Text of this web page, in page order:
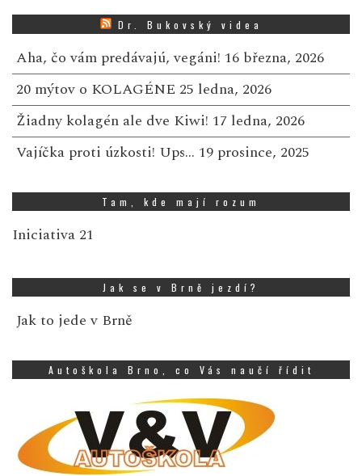
Dr. Bukovský videa
Aha, čo vám predávajú, vegáni! 16 března, 2026
20 mýtov o KOLAGÉNE 25 ledna, 2026
Žiadny kolagén ale dve Kiwi! 17 ledna, 2026
Vajíčka proti úzkosti! Ups… 19 prosince, 2025
Tam, kde mají rozum
Iniciativa 21
Jak se v Brně jezdí?
Jak to jede v Brně
Autoškola Brno, co Vás naučí řídit